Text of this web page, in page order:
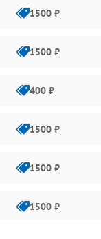
1500 ₽
1500 ₽
400 ₽
1500 ₽
1500 ₽
1500 ₽